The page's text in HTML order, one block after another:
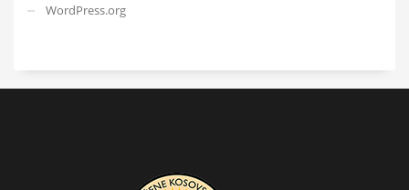
WordPress.org